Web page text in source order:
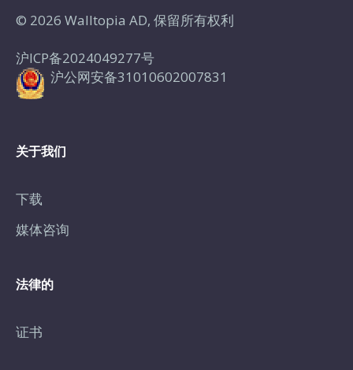
© 2026 Walltopia AD, 保留所有权利
沪ICP备2024049277号
沪公网安备31010602007831
关于我们
下载
媒体咨询
法律的
证书